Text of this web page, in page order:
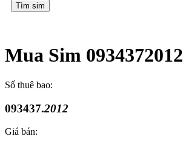
Tìm sim
Mua Sim 0934372012
Số thuê bao:
093437.2012
Giá bán: